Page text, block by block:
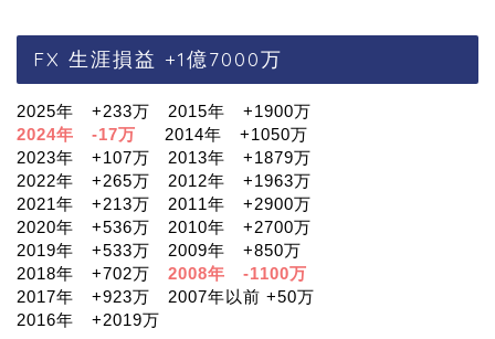
FX 生涯損益 +1億7000万
2025年 +233万 2015年 +1900万
2024年 -17万
2014年 +1050万
2023年 +107万 2013年 +1879万
2022年 +265万 2012年 +1963万
2021年 +213万 2011年 +2900万
2020年 +536万 2010年 +2700万
2019年 +533万 2009年 +850万
2018年 +702万 2008年 -1100万
2017年 +923万 2007年以前 +50万
2016年 +2019万